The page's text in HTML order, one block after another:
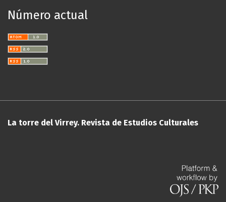
Número actual
La torre del Virrey. Revista de Estudios Culturales